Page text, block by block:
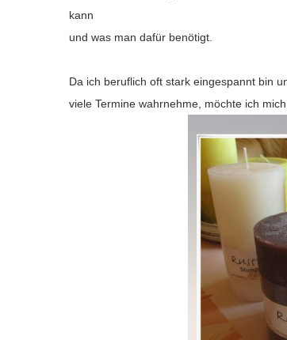
kann
und was man dafür benötigt.
Da ich beruflich oft stark eingespannt bin
viele Termine wahrnehme, möchte ich